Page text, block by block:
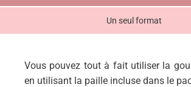
Un seul format
Vous pouvez tout à fait utiliser la
en utilisant la paille incluse dans le